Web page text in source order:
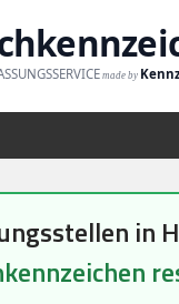
made by
in